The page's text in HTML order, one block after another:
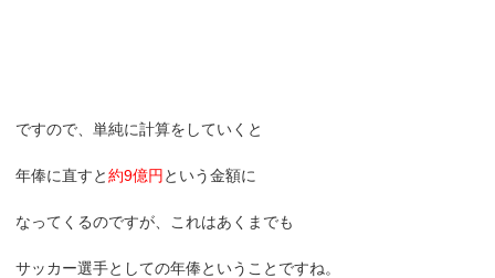
ですので、単純に計算をしていくと
年俸に直すと約9億円という金額に
なってくるのですが、これはあくまでも
サッカー選手としての年俸ということですね。